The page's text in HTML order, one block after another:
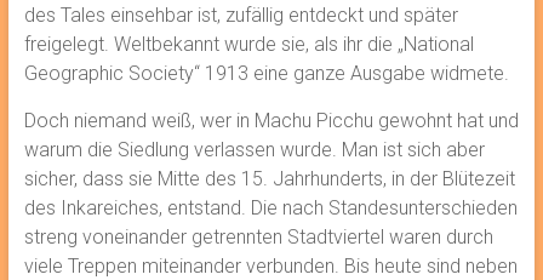
des Tales einsehbar ist, zufällig entdeckt und später
freigelegt. Weltbekannt wurde sie, als ihr die „National
Geographic Society“ 1913 eine ganze Ausgabe widmete.
Doch niemand weiß, wer in Machu Picchu gewohnt hat und
warum die Siedlung verlassen wurde. Man ist sich aber
sicher, dass sie Mitte des 15. Jahrhunderts, in der Blütezeit
des Inkareiches, entstand. Die nach Standesunterschieden
streng voneinander getrennten Stadtviertel waren durch
viele Treppen miteinander verbunden. Bis heute sind neben